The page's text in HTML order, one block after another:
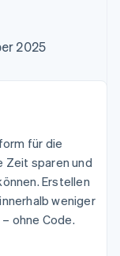
2025
für die
Zeit sparen und
Erstellen
weniger
ohne Code.